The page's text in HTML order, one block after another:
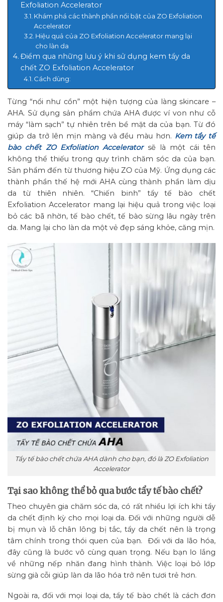
Exfoliation Accelerator
Khám phá các thành phần nổi bật của ZO Exfoliation
Accelerator
Hiệu quả của ZO Exfoliation Accelerator mang lại
cho làn da
Điểm qua những lưu ý khi sử dụng kem tẩy da
chết ZO Exfoliation Accelerator
Cách dùng:
Từng “nổi như cồn” một hiện tượng của làng skincare –
AHA. Sử dụng sản phẩm chứa AHA được ví von như cỗ
máy “làm sạch” tự nhiên trên bề mặt da của bạn. Từ đó
giúp da trở lên mịn màng và đều màu hơn. Kem tẩy tế
bào chết ZO Exfoliation Acceleratorsẽ là một cái tên
không thể thiếu trong quy trình chăm sóc da của bạn.
Sản phẩm đến từ thương hiệu ZO của Mỹ. Ứng dụng các
thành phần thế hệ mới AHA cùng thành phần làm dịu
da từ thiên nhiên. “Chiến binh” tẩy tế bào chết
Exfoliation Accelerator mang lại hiệu quả trong việc loại
bỏ các bã nhờn, tế bào chết, tế bào sừng lâu ngày trên
da. Mang lại cho làn da một vẻ đẹp sáng khỏe, căng mịn.
Tẩy tế bào chết chứa AHA dành cho bạn, đó là ZO Exfoliation
Accelerator
Tại sao không thể bỏ qua bước tẩy tế bào chết?
Theo chuyên gia chăm sóc da, có rất nhiều lợi ích khi tẩy
da chết định kỳ cho mọi loại da. Đối với những người dễ
bị mụn và lỗ chân lông bị tắc, tẩy da chết nên là trọng
tâm chính trong thói quen của bạn. Đối với da lão hóa,
đây cũng là bước vô cùng quan trọng. Nếu bạn lo lắng
về những nếp nhăn đang hình thành. Việc loại bỏ lớp
sừng già cỗi giúp làn da lão hóa trở nên tươi trẻ hơn.
Ngoài ra, đối với mọi loại da, tẩy tế bào chết là cách đơn